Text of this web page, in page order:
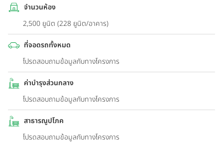
จำนวนห้อง
2,500 ยูนิต (228 ยูนิต/อาคาร)
ที่จอดรถทั้งหมด
โปรดสอบถามข้อมูลกับทางโครงการ
ค่าบำรุงส่วนกลาง
โปรดสอบถามข้อมูลกับทางโครงการ
สาธารณูปโภค
โปรดสอบถามข้อมูลกับทางโครงการ